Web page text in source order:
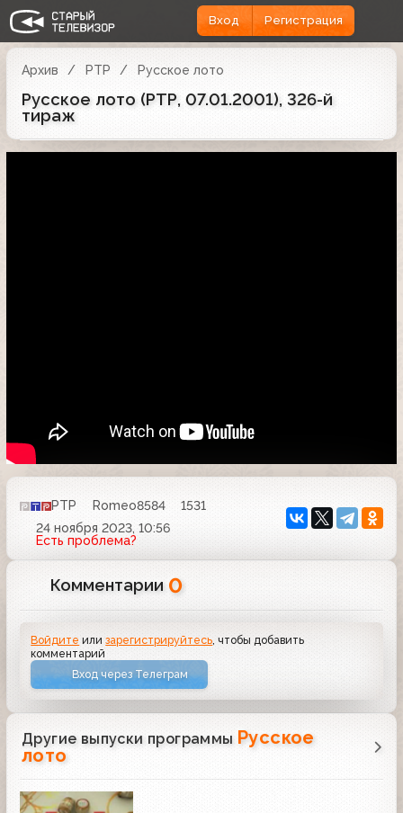
Вход Регистрация
Архив РТР Русское лото
Русское лото (РТР, 07.01.2001), 326-й
тираж
РТР Romeo8584
1531
24 ноября 2023, 10:56
Есть проблема?
Комментарии 0
Войдите илизарегистрируйтесь , чтобы добавить
комментарий
Вход через Телеграм
Другие выпуски программы Русское
лото